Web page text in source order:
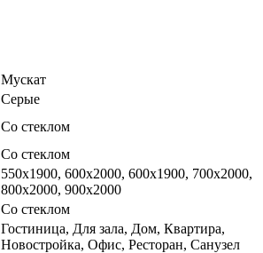
Мускат
Серые
Со стеклом
Со стеклом
550х1900, 600x2000, 600х1900, 700x2000,
800x2000, 900x2000
Со стеклом
Гостиница, Для зала, Дом, Квартира,
Новостройка, Офис, Ресторан, Санузел